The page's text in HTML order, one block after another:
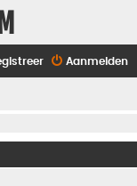
Aanmelden